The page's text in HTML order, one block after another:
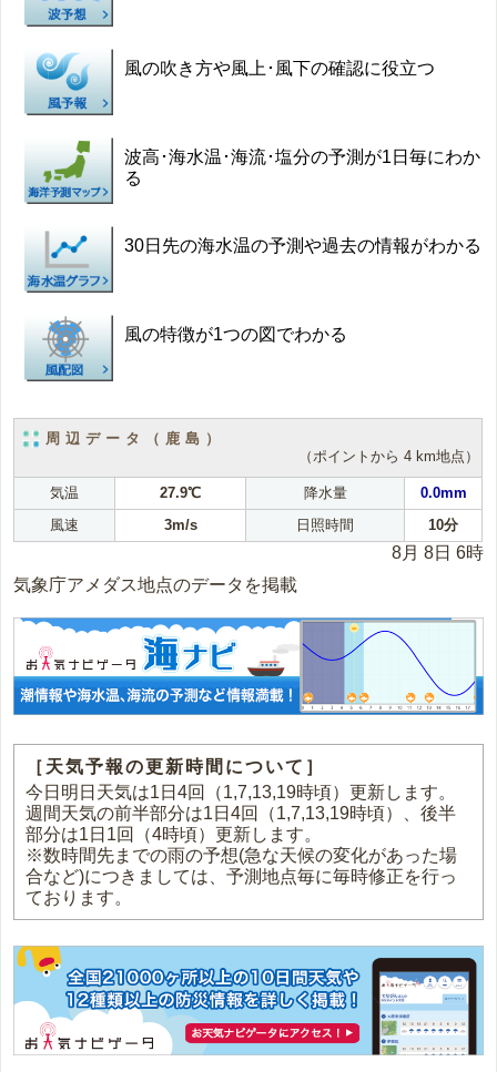
風の吹き方や風上･風下の確認に役立つ
波高･海水温･海流･塩分の予測が1日毎にわか
る
30日先の海水温の予測や過去の情報がわかる
風の特徴が1つの図でわかる
周辺データ（鹿島）
（ポイントから 4 km地点）
気温 27.9℃ 降水量
0.0mm
風速
3m/s 日照時間 10分
8月 8日 6時
気象庁アメダス地点のデータを掲載
［天気予報の更新時間について］
今日明日天気は1日4回（1,7,13,19時頃）更新します。
週間天気の前半部分は1日4回（1,7,13,19時頃）、後半
部分は1日1回（4時頃）更新します。
※数時間先までの雨の予想(急な天候の変化があった場
合など)につきましては、予測地点毎に毎時修正を行っ
ております。